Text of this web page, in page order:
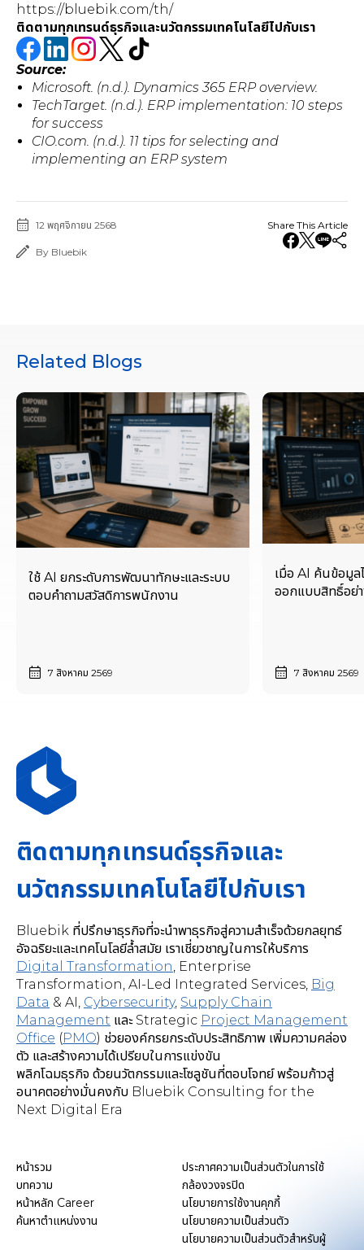
https://bluebik.com/th/
ติดตามทุกเทรนด์ธุรกิจและนวัตกรรมเทคโนโลยีไปกับเรา
Source:
Microsoft. (n.d.). Dynamics 365 ERP overview.
TechTarget. (n.d.). ERP implementation: 10 steps
for success
CIO.com. (n.d.). 11 tips for selecting and
implementing an ERP system
12 พฤศจิกายน 2568
By Bluebik
Share This Article
Related Blogs
ใช้ AI ยกระดับการพัฒนาทักษะและระบบ
ตอบคำถามสวัสดิการพนักงาน
7 สิงหาคม 2569
เมื่อ AI ค้นข้อมูล
ออกแบบสิทธิ์อย่า
7 สิงหาคม 2569
ติดตามทุกเทรนด์ธุรกิจและ
นวัตกรรมเทคโนโลยีไปกับเรา
Bluebik ที่ปรึกษาธุรกิจที่จะนำพาธุรกิจสู่ความสำเร็จด้วยกลยุทธ์
อัจฉริยะและเทคโนโลยีล้ำสมัย เราเชี่ยวชาญในการให้บริการ
Digital Transformation, Enterprise
Transformation, AI-Led Integrated Services, Big
Data & AI, Cybersecurity, Supply Chain
Management และ Strategic Project Management
Office (PMO) ช่วยองค์กรยกระดับประสิทธิภาพ เพิ่มความคล่อง
ตัว และสร้างความได้เปรียบในการแข่งขัน
พลิกโฉมธุรกิจ ด้วยนวัตกรรมและโซลูชันที่ตอบโจทย์ พร้อมก้าวสู่
อนาคตอย่างมั่นคงกับ Bluebik Consulting for the
Next Digital Era
หน้ารวม
บทความ
หน้าหลัก Career
ค้นหาตำแหน่งงาน
ประกาศความเป็นส่วนตัวในการใช้
กล้องวงจรปิด
นโยบายการใช้งานคุกกี้
นโยบายความเป็นส่วนตัว
นโยบายความเป็นส่วนตัวสำหรับผู้